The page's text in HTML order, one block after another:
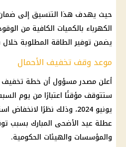
حيث يهدف هذا التنسيق إلى
الكهرباء بالكميات الكافية من
يضمن توفير الطاقة المطلوبة خلال
موعد وقف تخفيف الأحمال
أعلن مصدر مسؤول أن خطة تخفيف
يونيو 2024، وذلك نظرًا
عطلة عيد الأضحى المبارك بسبب
والمؤسسات والهيئات الحكومية.